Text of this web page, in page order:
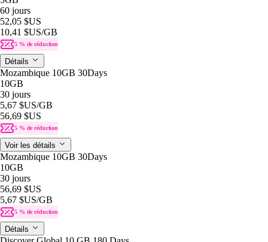
60 jours
52,05 $US
10,41 $US/GB
5 % de réduction
Détails
Mozambique 10GB 30Days
10GB
30 jours
5,67 $US/GB
56,69 $US
5 % de réduction
Voir les détails
Mozambique 10GB 30Days
10GB
30 jours
56,69 $US
5,67 $US/GB
5 % de réduction
Détails